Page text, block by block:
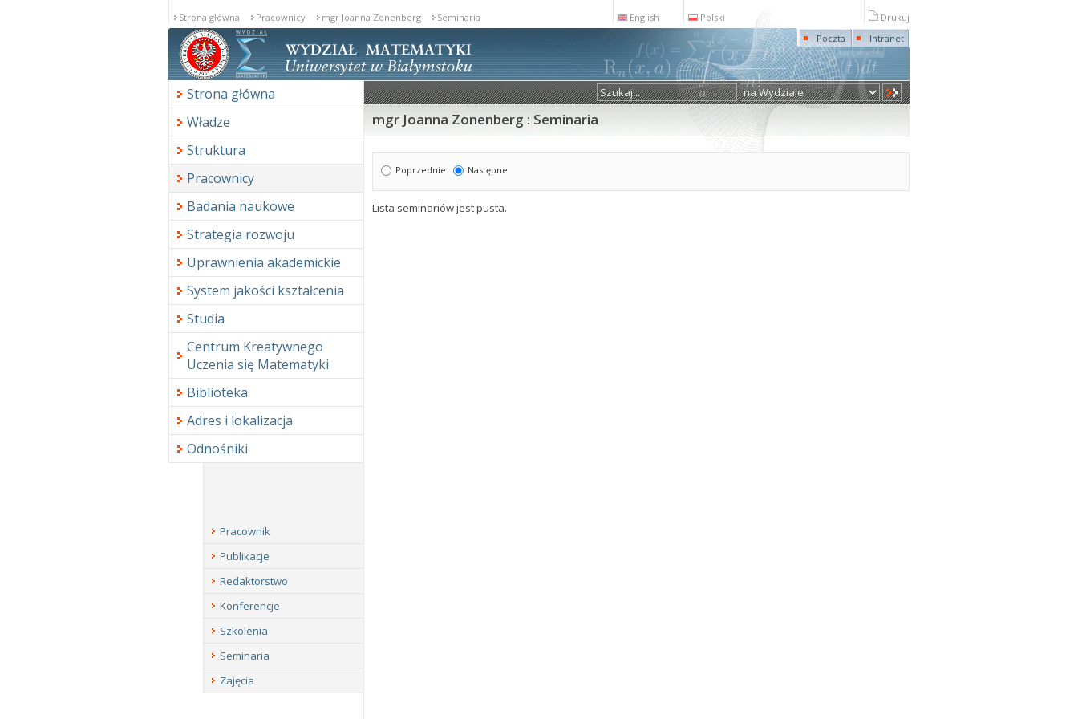
Strona główna Pracownicy mgr Joanna Zonenberg Seminaria English Polski
Drukuj
Poczta
Intranet
Strona główna
Władze
Struktura
Pracownicy
Badania naukowe
Strategia rozwoju
Uprawnienia akademickie
System jakości kształcenia
Studia
Centrum Kreatywnego
Uczenia się Matematyki
Biblioteka
Adres i lokalizacja
Odnośniki
mgr Joanna Zonenberg : Seminaria
Poprzednie Następne
Lista seminariów jest pusta.
Pracownik
Publikacje
Redaktorstwo
Konferencje
Szkolenia
Seminaria
Zajęcia